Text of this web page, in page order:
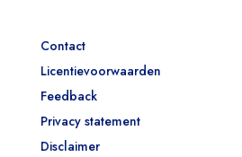
Contact
Licentievoorwaarden
Feedback
Privacy statement
Disclaimer